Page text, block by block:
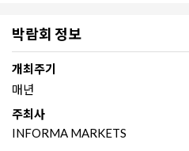
박람회 정보
개최주기
매년
주최사
INFORMA MARKETS